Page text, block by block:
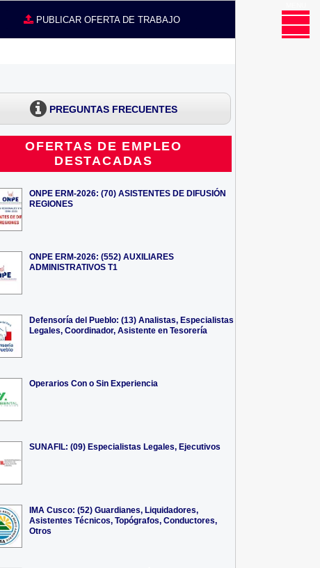
PUBLICAR OFERTA DE TRABAJO
PREGUNTAS FRECUENTES
OFERTAS DE EMPLEO
DESTACADAS
ONPE ERM-2026: (70) ASISTENTES DE DIFUSIÓN
REGIONES
ONPE ERM-2026: (552) AUXILIARES
ADMINISTRATIVOS T1
Defensoría del Pueblo: (13) Analistas, Especialistas
Legales, Coordinador, Asistente en Tesorería
Operarios Con o Sin Experiencia
SUNAFIL: (09) Especialistas Legales, Ejecutivos
IMA Cusco: (52) Guardianes, Liquidadores,
Asistentes Técnicos, Topógrafos, Conductores,
Otros